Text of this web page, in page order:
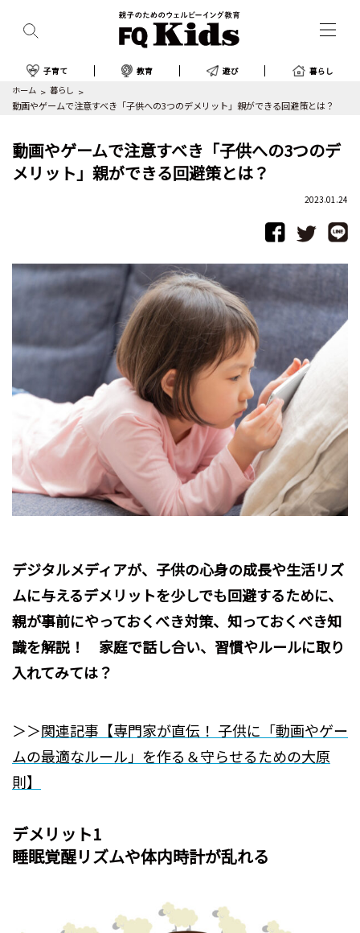
子育て 教育 遊び 暮らし
ホーム 暮らし
動画やゲームで注意すべき「子供への3つのデメリット」親ができる回避策とは？
動画やゲームで注意すべき「子供への3つのデ
メリット」親ができる回避策とは？
2023.01.24
デジタルメディアが、子供の心身の成長や生活リズ
ムに与えるデメリットを少しでも回避するために、
親が事前にやっておくべき対策、知っておくべき知
識を解説！ 家庭で話し合い、習慣やルールに取り
入れてみては？
＞＞関連記事【専門家が直伝！ 子供に「動画やゲー
ムの最適なルール」を作る＆守らせるための大原
則】
デメリット1
睡眠覚醒リズムや体内時計が乱れる